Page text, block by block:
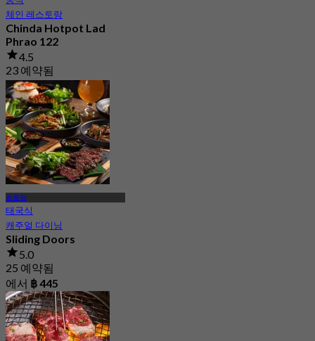
체인 레스토랑
Chinda Hotpot Lad
Phrao 122
4.5
23 예약됨
에서฿ 359
왕통랑
태국식
캐주얼 다이닝
Sliding Doors
5.0
25 예약됨
에서 ฿ 445